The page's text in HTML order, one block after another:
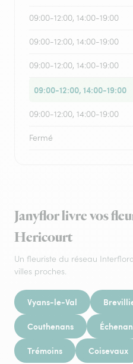
09:00-12:00, 14:00-19:00
09:00-12:00, 14:00-19:00
09:00-12:00, 14:00-19:00
09:00-12:00, 14:00-19:00
09:00-12:00, 14:00-19:00
Fermé
Janyflor livre vos
Hericourt
Un fleuriste du réseau
villes proches.
Vyans-le-Val
Couthenans
Trémoins Coisevaux